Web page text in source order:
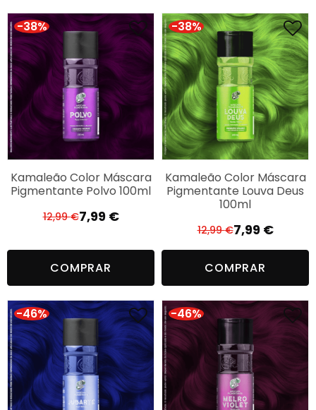
12,99 €.
7,99 €.
-38%
Kamaleão Color Máscara
Pigmentante Polvo 100ml
12,99€O
era:
7,99 €
O
é:
COMPRAR
-38%
Kamaleão Color Máscara
Pigmentante Louva Deus
100ml
12,99€O
preço
original
era:
12,99 €.
7,99 €
O
preço
atual
é:
7,99 €.
COMPRAR
-46% -46%